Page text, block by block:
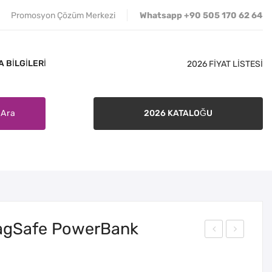
Promosyon Çözüm Merkezi Whatsapp +90 505 170 62 64
BILGILERI 2026 FİYAT LİSTESİ
Ara 2026 KATALOĞU
PowerBank